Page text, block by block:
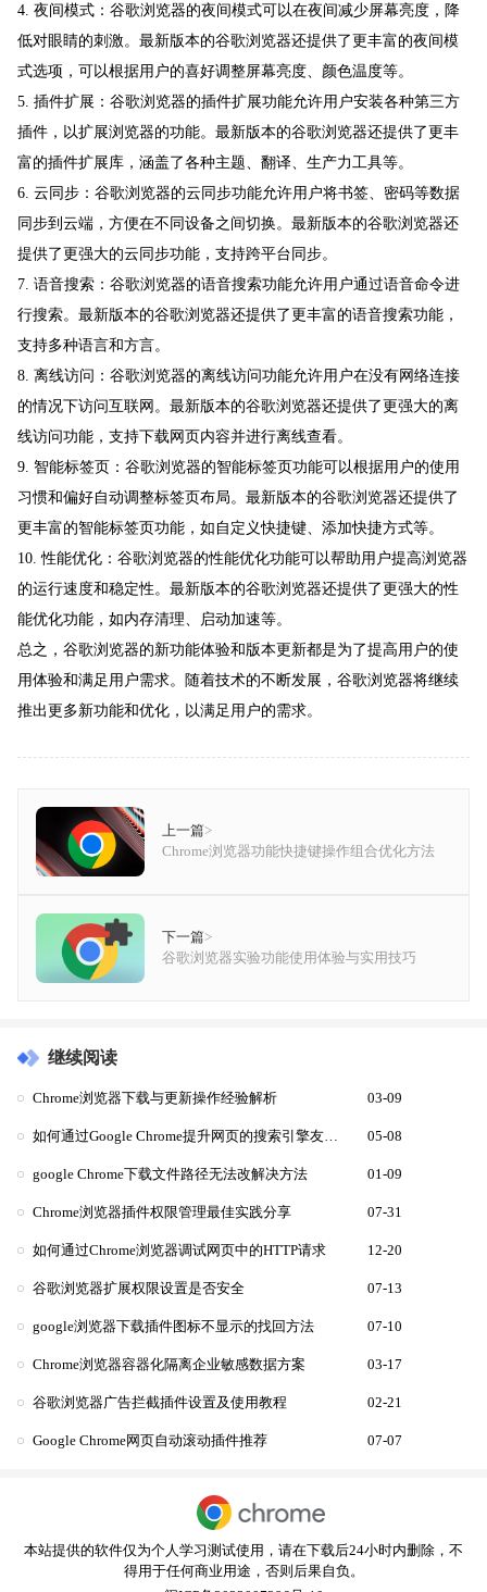
4. 夜间模式：谷歌浏览器的夜间模式可以在夜间减少屏幕亮度，降
低对眼睛的刺激。最新版本的谷歌浏览器还提供了更丰富的夜间模
式选项，可以根据用户的喜好调整屏幕亮度、颜色温度等。
5. 插件扩展：谷歌浏览器的插件扩展功能允许用户安装各种第三方
插件，以扩展浏览器的功能。最新版本的谷歌浏览器还提供了更丰
富的插件扩展库，涵盖了各种主题、翻译、生产力工具等。
6. 云同步：谷歌浏览器的云同步功能允许用户将书签、密码等数据
同步到云端，方便在不同设备之间切换。最新版本的谷歌浏览器还
提供了更强大的云同步功能，支持跨平台同步。
7. 语音搜索：谷歌浏览器的语音搜索功能允许用户通过语音命令进
行搜索。最新版本的谷歌浏览器还提供了更丰富的语音搜索功能，
支持多种语言和方言。
8. 离线访问：谷歌浏览器的离线访问功能允许用户在没有网络连接
的情况下访问互联网。最新版本的谷歌浏览器还提供了更强大的离
线访问功能，支持下载网页内容并进行离线查看。
9. 智能标签页：谷歌浏览器的智能标签页功能可以根据用户的使用
习惯和偏好自动调整标签页布局。最新版本的谷歌浏览器还提供了
更丰富的智能标签页功能，如自定义快捷键、添加快捷方式等。
10. 性能优化：谷歌浏览器的性能优化功能可以帮助用户提高浏览器
的运行速度和稳定性。最新版本的谷歌浏览器还提供了更强大的性
能优化功能，如内存清理、启动加速等。
总之，谷歌浏览器的新功能体验和版本更新都是为了提高用户的使
用体验和满足用户需求。随着技术的不断发展，谷歌浏览器将继续
推出更多新功能和优化，以满足用户的需求。
上一篇>
Chrome浏览器功能快捷键操作组合优化方法
下一篇>
谷歌浏览器实验功能使用体验与实用技巧
继续阅读
Chrome浏览器下载与更新操作经验解析 03-09
05-08
google Chrome下载文件路径无法改解决方法 01-09
Chrome浏览器插件权限管理最佳实践分享 07-31
如何通过Chrome浏览器调试网页中的HTTP请求 12-20
谷歌浏览器扩展权限设置是否安全 07-13
google浏览器下载插件图标不显示的找回方法 07-10
Chrome浏览器容器化隔离企业敏感数据方案 03-17
谷歌浏览器广告拦截插件设置及使用教程 02-21
Google Chrome网页自动滚动插件推荐 07-07
本站提供的软件仅为个人学习测试使用，请在下载后24小时内删除，不
得用于任何商业用途，否则后果自负。